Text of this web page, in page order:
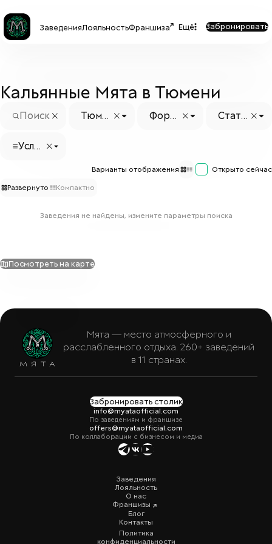
ЗаведенияЛояльностьФраншиза Ещё Забронировать
Кальянные Мята в Тюмени
Тюме
Форм
Стату
Услуг
Варианты отображения
Открыто сейчас
Развернуто
Компактно
Заведения не найдены, измените параметры поиска
Посмотреть на карте
Мята — место атмосферного и
расслабленного отдыха. 260+ заведений
в 11 странах.
Забронировать столик
info@myataofficial.com
По заведениям и франшизе
offers@myataofficial.com
По коллаборации с бизнесом и медиа
Заведения
Лояльность
О нас
Франшизы
Блог
Контакты
Политика
конфиденциальности